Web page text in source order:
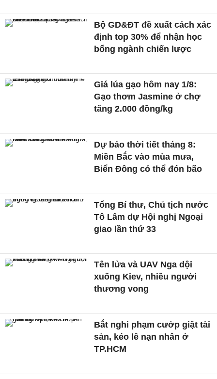
Bộ GD&ĐT đề xuất cách xác
định top 30% để nhận học
bổng ngành chiến lược
Giá lúa gạo hôm nay 1/8:
Gạo thơm Jasmine ở chợ
tăng 2.000 đồng/kg
Dự báo thời tiết tháng 8:
Miền Bắc vào mùa mưa,
Biển Đông có thể đón bão
Tổng Bí thư, Chủ tịch nước
Tô Lâm dự Hội nghị Ngoại
giao lần thứ 33
Tên lửa và UAV Nga dội
xuống Kiev, nhiều người
thương vong
Bắt nghi phạm cướp giật tài
sản, kéo lê nạn nhân ở
TP.HCM